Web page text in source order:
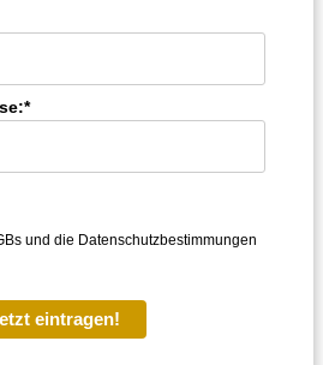
und die Datenschutzbestimmungen
eintragen!